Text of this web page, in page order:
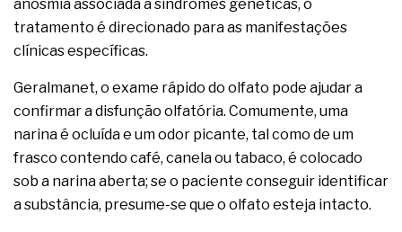
anosmia associada a síndromes genéticas, o
tratamento é direcionado para as manifestações
clínicas específicas.
Geralmanet, o exame rápido do olfato pode ajudar a
confirmar a disfunção olfatória. Comumente, uma
narina é ocluída e um odor picante, tal como de um
frasco contendo café, canela ou tabaco, é colocado
sob a narina aberta; se o paciente conseguir identificar
a substância, presume-se que o olfato esteja intacto.